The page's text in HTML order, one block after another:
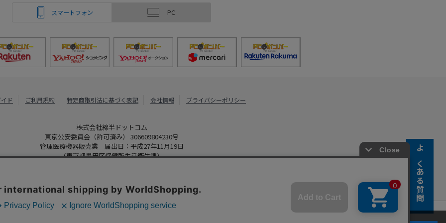
よくある質問
スマートフォン PC
ド ご利用規約 特定商取引法に基づく表記 会社情報 プライバシーポリシー
株式会社綿半ドットコム
東京公安委員会（許可済み） 306609804230号
管理医療機器販売業 届出日：平成27年11月19日
（東京都墨田区保健所生活衛生課）
Copyright 2022Watahan.com Co., Ltd. Powered by Watahan Partners Co., Ltd.